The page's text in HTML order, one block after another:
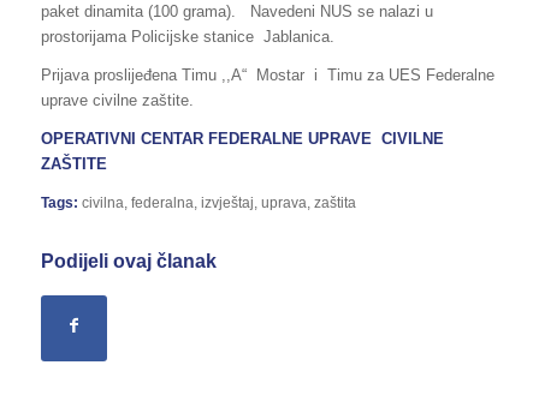
paket dinamita (100 grama). Navedeni NUS se nalazi u
prostorijama Policijske stanice Jablanica.
Prijava proslijeđena Timu ,,A“ Mostar i Timu za UES Federalne
uprave civilne zaštite.
OPERATIVNI CENTAR FEDERALNE UPRAVE CIVILNE
ZAŠTITE
Tags: civilna federalna izvještaj uprava zaštita
Podijeli ovaj članak